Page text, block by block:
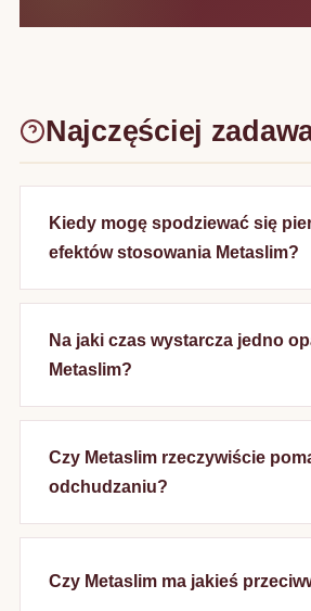
Najczęściej
Kiedy mogę spodziewać się
efektów stosowania Metaslim?
Na jaki czas wystarcza jedno
Metaslim?
Czy Metaslim rzeczywiście
odchudzaniu?
Czy Metaslim ma jakieś